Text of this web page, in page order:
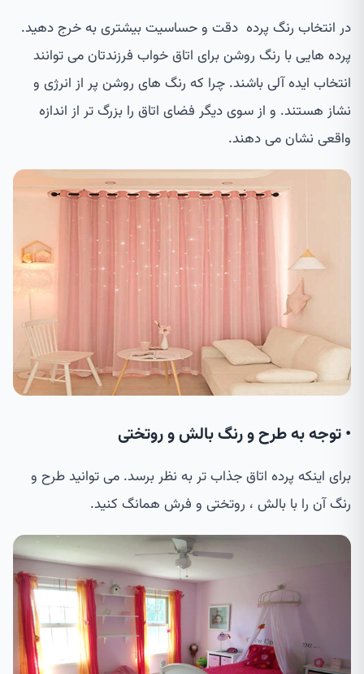
در انتخاب رنگ پرده دقت و حساسیت بیشتری به خرج دهید.
پرده هایی با رنگ روشن برای اتاق خواب فرزندتان می توانند
انتخاب ایده آلی باشند. چرا که رنگ های روشن پر از انرژی و
نشاز هستند. و از سوی دیگر فضای اتاق را بزرگ تر از اندازه
واقعی نشان می دهند.
• توجه به طرح و رنگ بالش و روتختی
برای اینکه پرده اتاق جذاب تر به نظر برسد. می توانید طرح و
رنگ آن را با بالش ، روتختی و فرش همانگ کنید.